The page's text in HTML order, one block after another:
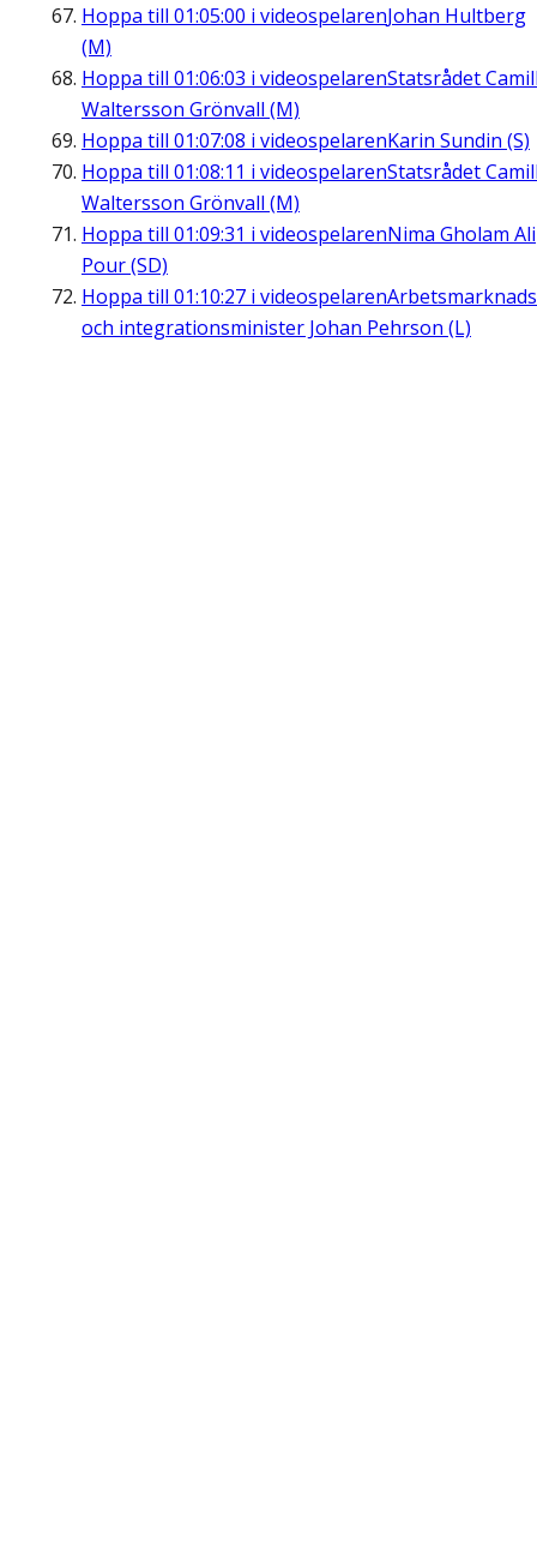
Hoppa till 01:05:00 i videospelarenJohan Hultberg
(M)
Hoppa till 01:06:03 i videospelarenStatsrådet
Waltersson Grönvall (M)
Hoppa till 01:07:08 i videospelarenKarin Sundin (S)
Hoppa till 01:08:11 i videospelarenStatsrådet
Waltersson Grönvall (M)
Hoppa till 01:09:31 i videospelarenNima Gholam Ali
Pour (SD)
Hoppa till 01:10:27 i videospelaren
och integrationsminister Johan Pehrson (L)